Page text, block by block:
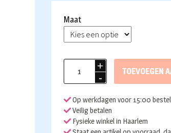
Maat
kostuum
Santa's
helper
aantal
TOEVOEGEN
Op werkdagen voor 15:00
Veilig betalen
Fysieke winkel in Haarlem